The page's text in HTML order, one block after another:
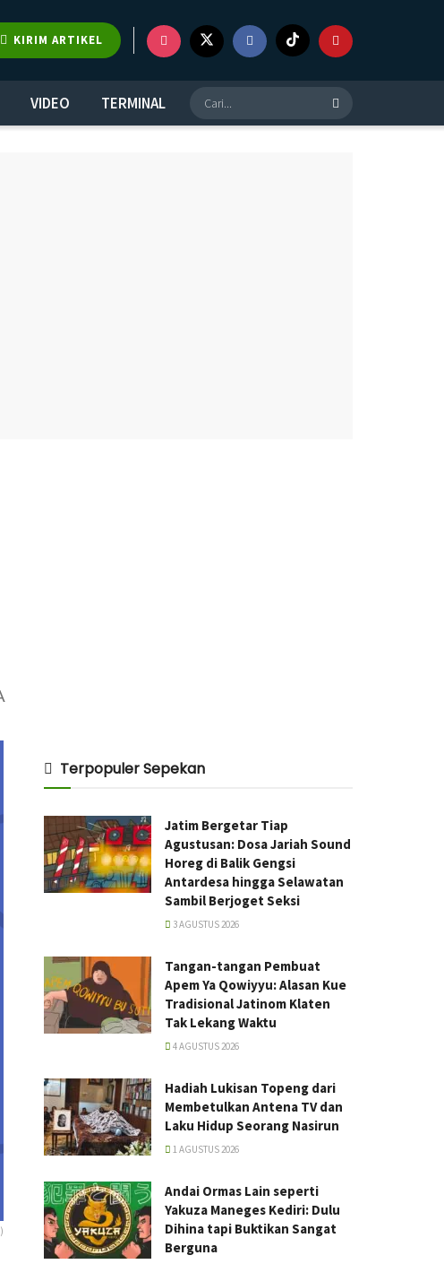
KIRIM ARTIKEL
VIDEO TERMINAL
Terpopuler Sepekan
Jatim Bergetar Tiap
Agustusan: Dosa Jariah Sound
Horeg di Balik Gengsi
Antardesa hingga Selawatan
Sambil Berjoget Seksi
3 AGUSTUS 2026
Tangan-tangan Pembuat
Apem Ya Qowiyyu: Alasan Kue
Tradisional Jatinom Klaten
Tak Lekang Waktu
4 AGUSTUS 2026
Hadiah Lukisan Topeng dari
Membetulkan Antena TV dan
Laku Hidup Seorang Nasirun
1 AGUSTUS 2026
Andai Ormas Lain seperti
Yakuza Maneges Kediri: Dulu
Dihina tapi Buktikan Sangat
Berguna